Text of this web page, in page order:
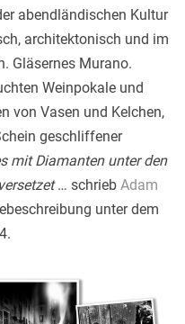
abendländischen Kultur
architektonisch und im
Gläsernes Murano.
Weinpokale und
von Vasen und Kelchen,
geschliffener
mit Diamanten unter den
… schrieb Adam
unter dem